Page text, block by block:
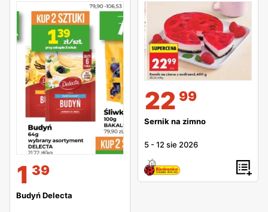
1 39
Budyń Delecta
22 99
Sernik na zimno
5 -12 sie 2026